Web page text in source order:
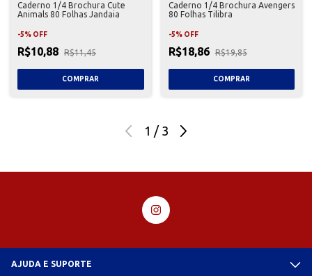
Caderno 1/4 Brochura Cute
Animals 80 Folhas Jandaia
-5% OFF
R$10,88 R$11,45
Caderno 1/4 Brochura Avengers
80 Folhas Tilibra
-5% OFF
R$18,86 R$19,85
1 / 3
AJUDA E SUPORTE